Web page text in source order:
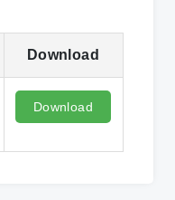
Download
Download